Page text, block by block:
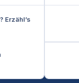
Erzähl’s